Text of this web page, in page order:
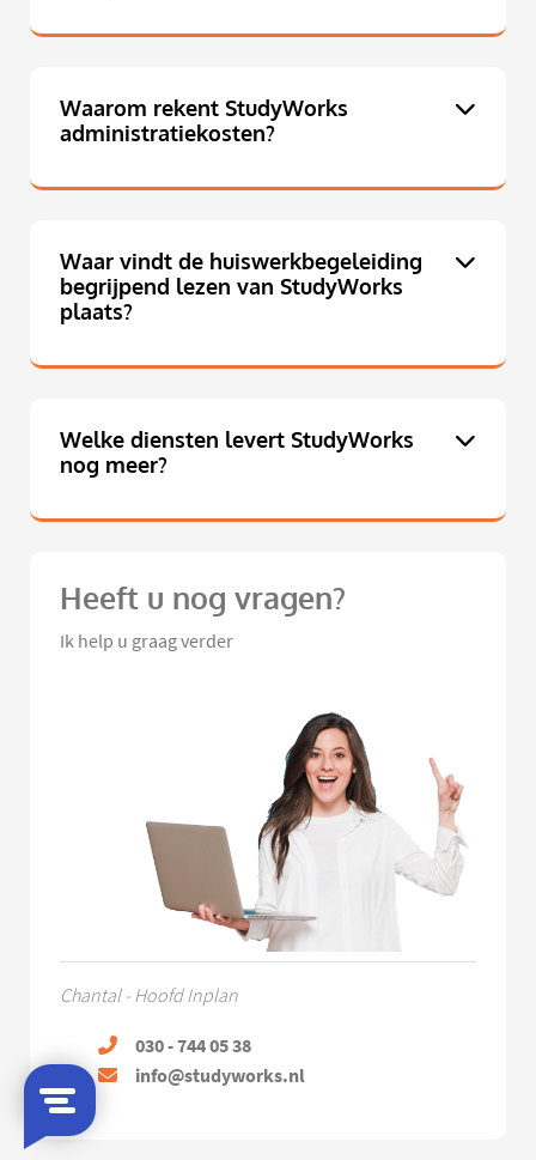
Waarom rekent StudyWorks
administratiekosten?
Waar vindt de huiswerkbegeleiding
begrijpend lezen van StudyWorks
plaats?
Welke diensten levert StudyWorks
nog meer?
Heeft u nog vragen?
Ik help u graag verder
Chantal - Hoofd Inplan
030 - 744 05 38
info@studyworks.nl